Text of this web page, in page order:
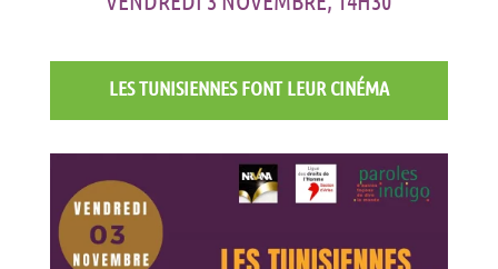
LES TUNISIENNES FONT LEUR CINÉMA